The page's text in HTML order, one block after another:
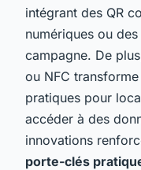
intégrant des QR
numériques ou
campagne. De
ou NFC
pratiques pour
accéder à des
innovations
porte-clés